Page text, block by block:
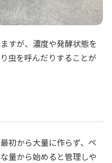
すが、濃度や発酵状態を
虫を呼んだりすることが
初から大量に作らず、ペ
量から始めると管理しや